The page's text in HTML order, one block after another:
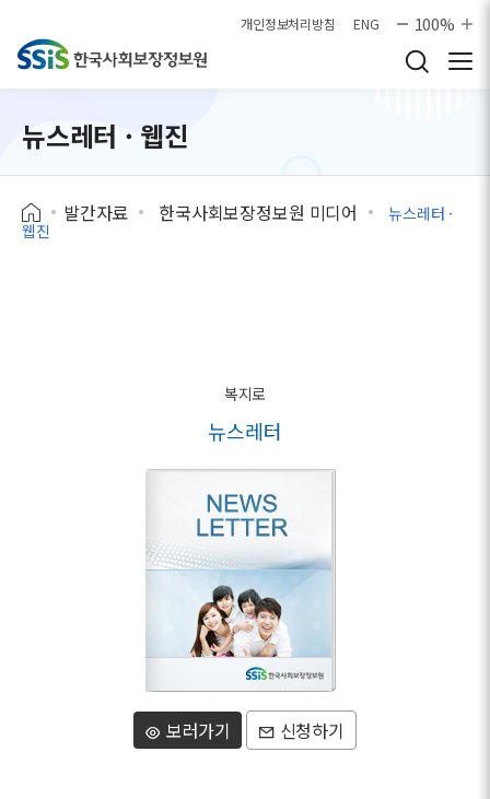
개인정보처리방침 ENG 100%
뉴스레터 · 웹진
발간자료 한국사회보장정보원 미디어
뉴스레터 ·
웹진
복지로
뉴스레터
보러가기 신청하기